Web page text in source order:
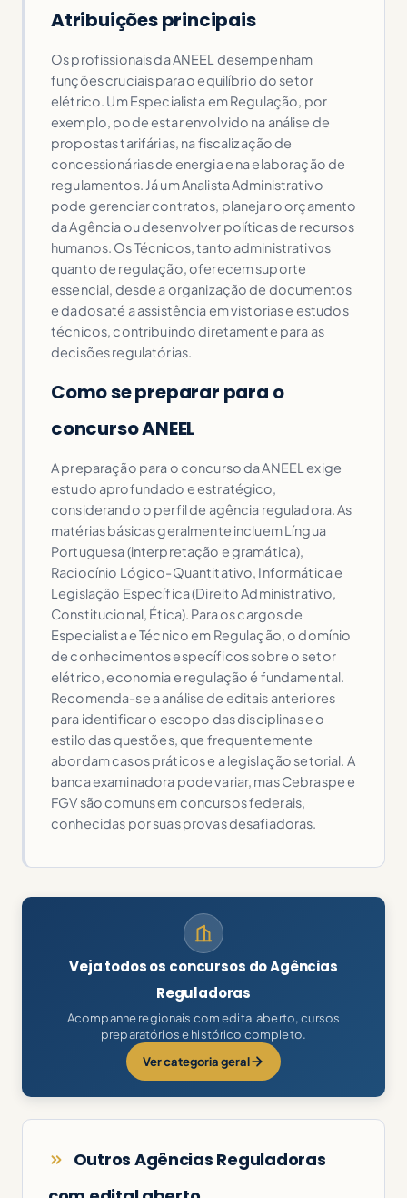
Atribuições principais
Os profissionais da ANEEL desempenham
funções cruciais para o equilíbrio do setor
elétrico. Um Especialista em Regulação, por
exemplo, pode estar envolvido na análise de
propostas tarifárias, na fiscalização de
concessionárias de energia e na elaboração de
regulamentos. Já um Analista Administrativo
pode gerenciar contratos, planejar o orçamento
da Agência ou desenvolver políticas de recursos
humanos. Os Técnicos, tanto administrativos
quanto de regulação, oferecem suporte
essencial, desde a organização de documentos
e dados até a assistência em vistorias e estudos
técnicos, contribuindo diretamente para as
decisões regulatórias.
Como se preparar para o
concurso ANEEL
A preparação para o concurso da ANEEL exige
estudo aprofundado e estratégico,
considerando o perfil de agência reguladora. As
matérias básicas geralmente incluem Língua
Portuguesa (interpretação e gramática),
Raciocínio Lógico-Quantitativo, Informática e
Legislação Específica (Direito Administrativo,
Constitucional, Ética). Para os cargos de
Especialista e Técnico em Regulação, o domínio
de conhecimentos específicos sobre o setor
elétrico, economia e regulação é fundamental.
Recomenda-se a análise de editais anteriores
para identificar o escopo das disciplinas e o
estilo das questões, que frequentemente
abordam casos práticos e a legislação setorial. A
banca examinadora pode variar, mas Cebraspe e
FGV são comuns em concursos federais,
conhecidas por suas provas desafiadoras.
Veja todos os concursos do Agências
Reguladoras
Acompanhe regionais com edital aberto, cursos
preparatórios e histórico completo.
Ver categoria geral
Outros Agências Reguladoras